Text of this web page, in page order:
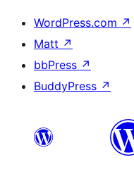
WordPress.com ↗
Matt ↗
bbPress ↗
BuddyPress ↗